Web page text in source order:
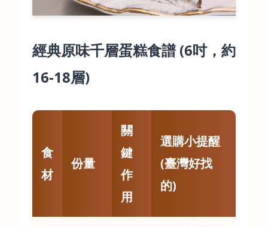
經典原味千層蛋糕食譜 (6吋，約
16-18層)
食
材
份量
關
鍵
作
用
選購小提醒
(臺灣好找
的)